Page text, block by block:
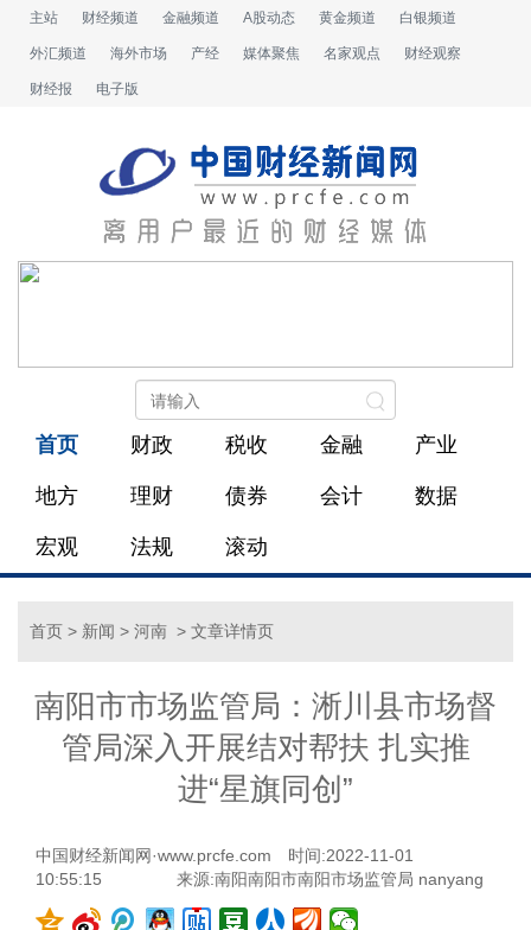
主站 财经频道 金融频道 A股动态 黄金频道 白银频道
外汇频道 海外市场 产经 媒体聚焦 名家观点 财经观察
财经报 电子版
首页 财政 税收 金融 产业
地方 理财 债券 会计 数据
宏观 法规 滚动
首页 > 新闻 > 河南 > 文章详情页
南阳市市场监管局：淅川县市场督
管局深入开展结对帮扶 扎实推
进“星旗同创”
中国财经新闻网·www.prcfe.com
时间:2022-11-01
10:55:15
来源:南阳南阳市南阳市场监管局 nanyang